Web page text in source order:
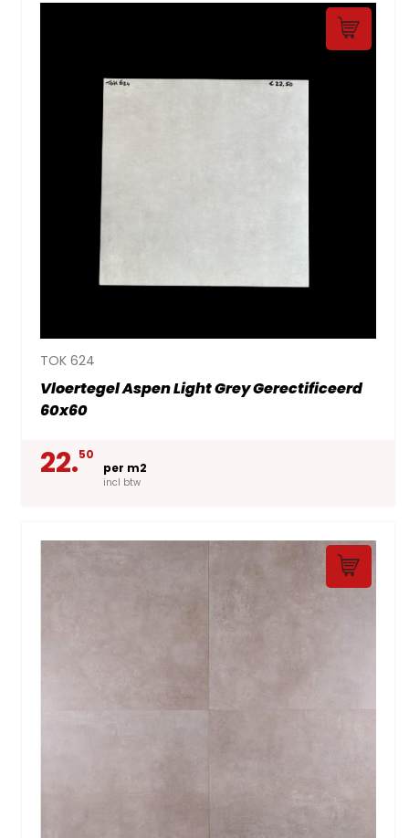
TOK 624
Vloertegel Aspen Light Grey Gerectificeerd
60x60
22.50
per m2
incl btw